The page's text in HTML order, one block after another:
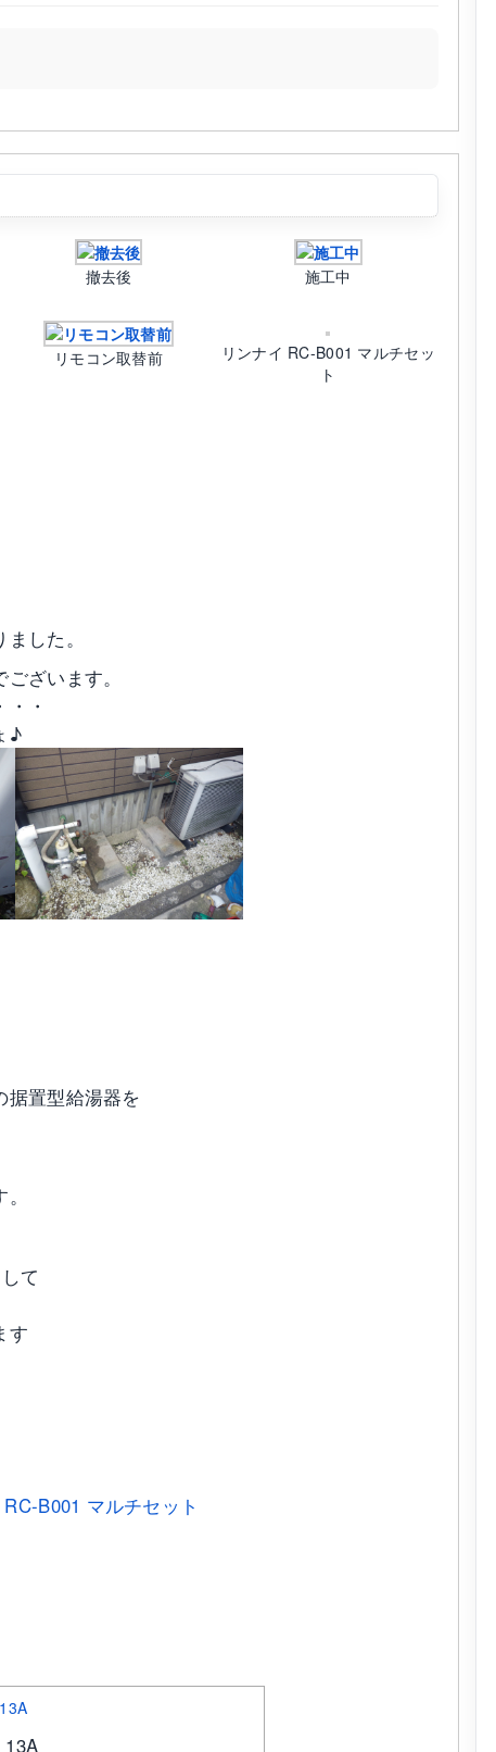
撤去後 施工中
リモコン取替前
リンナイ RC-B001 マルチセッ
ト
した。
ざいます。
・
♪
据置型給湯器を
て
す